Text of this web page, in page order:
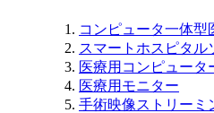
コンピュータ一体型
スマートホスピタル
医療用コンピュータ
医療用モニター
手術映像ストリーミ